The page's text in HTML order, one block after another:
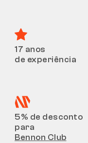
17 anos
de experiência
5% de desconto
para
Bennon Club